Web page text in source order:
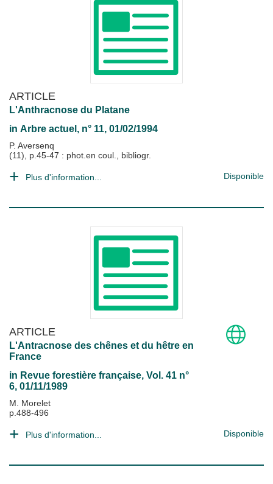
ARTICLE
L'Anthracnose du Platane
in Arbre actuel , n° 11, 01/02/1994
P. Aversenq
(11), p.45-47 : phot.en coul., bibliogr.
Plus d'information... Disponible
ARTICLE
L'Antracnose des chênes et du hêtre en
France
in Revue forestière française, Vol. 41 n°
6, 01/11/1989
M. Morelet
p.488-496
Plus d'information... Disponible